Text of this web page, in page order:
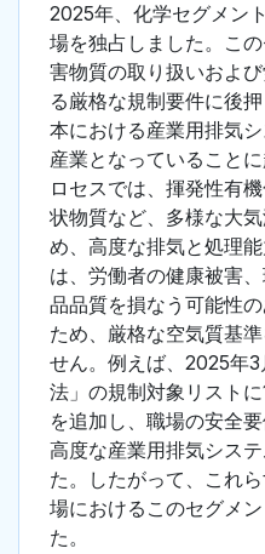
2025年、化学セグメン
場を独占しました。こ
害物質の取り扱いおよ
る厳格な規制要件に後
本における産業用排気
産業となっていること
ロセスでは、揮発性有
状物質など、多様な大
め、高度な排気と処理
は、労働者の健康被害
品品質を損なう可能性
ため、厳格な空気質基
せん。例えば、2025年
法」の規制対象リスト
を追加し、職場の安全
高度な産業用排気シス
た。したがって、これ
場におけるこのセグメ
た。